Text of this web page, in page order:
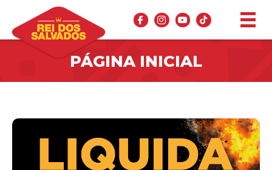
PÁGINA INICIAL